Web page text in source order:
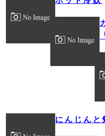
にんじんと